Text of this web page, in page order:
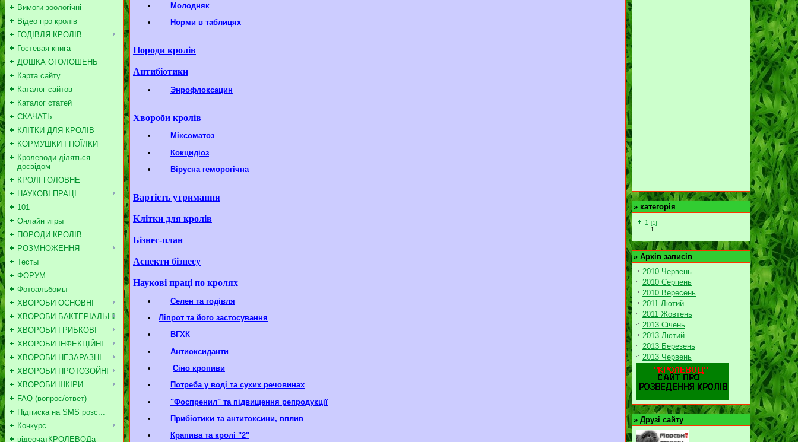
Вимоги зоологічні
Відео про кролів
ГОДІВЛЯ КРОЛІВ
Гостевая книга
ДОШКА ОГОЛОШЕНЬ
Карта сайту
Каталог сайтов
Каталог статей
СКАЧАТЬ
КЛІТКИ ДЛЯ КРОЛІВ
КОРМУШКИ І ПОЇЛКИ
Кролеводи діляться
досвідом
КРОЛІ ГОЛОВНЕ
НАУКОВІ ПРАЦІ
101
Онлайн игры
ПОРОДИ КРОЛІВ
РОЗМНОЖЕННЯ
Тесты
ФОРУМ
Фотоальбомы
ХВОРОБИ ОСНОВНІ
ХВОРОБИ БАКТЕРІАЛЬНІ
ХВОРОБИ ГРИБКОВІ
ХВОРОБИ ІНФЕКЦІЙНІ
ХВОРОБИ НЕЗАРАЗНІ
ХВОРОБИ ПРОТОЗОЙНІ
ХВОРОБИ ШКІРИ
FAQ (вопрос/ответ)
Підписка на SMS розс...
Конкурс
відеочатКРОЛЕВОДа
Молодняк
Норми в таблицях
Породи кролів
Антибіотики
Энрофлоксацин
Хвороби кролів
Міксоматоз
Кокцидіоз
Вірусна геморогічна
Вартість утримання
Клітки для кролів
Бізнес-план
Аспекти бізнесу
Наукові праці по кролях
Селен та годівля
Ліпрот та його застосування
ВГХК
Антиоксиданти
Сіно кропиви
Потреба у воді та сухих речовинах
"Фоспренил" та підвищення репродукції
Прибіотики та антитоксини, вплив
Крапива та кролі "2"
» категорія
1
[1]
1
» Архів записів
2010 Червень
2010 Серпень
2010 Вересень
2011 Лютий
2011 Жовтень
2013 Січень
2013 Лютий
2013 Березень
2013 Червень
» Друзі сайту